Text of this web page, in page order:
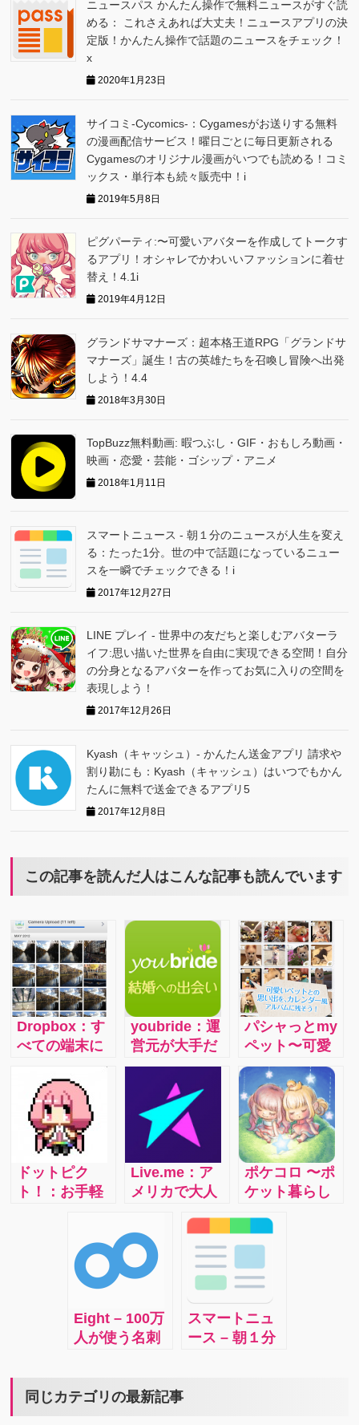
ニュースパス かんたん操作で無料ニュースがすぐ読
める： これさえあれば大丈夫！ニュースアプリの決
定版！かんたん操作で話題のニュースをチェック！
x
2020年1月23日
サイコミ-Cycomics-：Cygamesがお送りする無料
の漫画配信サービス！曜日ごとに毎日更新される
Cygamesのオリジナル漫画がいつでも読める！コミ
ックス・単行本も続々販売中！i
2019年5月8日
ピグパーティ:〜可愛いアバターを作成してトークす
るアプリ！オシャレでかわいいファッションに着せ
替え！4.1i
2019年4月12日
グランドサマナーズ：超本格王道RPG「グランドサ
マナーズ」誕生！古の英雄たちを召喚し冒険へ出発
しよう！4.4
2018年3月30日
TopBuzz無料動画: 暇つぶし・GIF・おもしろ動画・
映画・恋愛・芸能・ゴシップ・アニメ
2018年1月11日
スマートニュース - 朝１分のニュースが人生を変え
る：たった1分。世の中で話題になっているニュー
スを一瞬でチェックできる！i
2017年12月27日
LINE プレイ - 世界中の友だちと楽しむアバターラ
イフ:思い描いた世界を自由に実現できる空間！自分
の分身となるアバターを作ってお気に入りの空間を
表現しよう！
2017年12月26日
Kyash（キャッシュ）- かんたん送金アプリ 請求や
割り勘にも：Kyash（キャッシュ）はいつでもかん
たんに無料で送金できるアプリ5
2017年12月8日
この記事を読んだ人はこんな記事も読んでいます
Dropbox：す
べての端末に
ロードされた
データは自動
的に同期！圧
倒的に使いや
すいのが無料
でも提供され
ているクラウ
youbride：運
営元が大手だ
から安心でき
る、出会え
る。
パシャっとmy
ペット〜可愛
いペットの写
真共有
SNS〜：ペッ
トの可愛さを
自慢したい
方、他の人の
ペットを見て
癒されたい方
にオススメ！
コミュニティ
り、同じ種類
いる方や、犬
の情報などを
ドットピク
ト！：お手軽
Live.me：ア
メリカで大人
信アプリ
「Live.me」
がついに日本
Live.meはま
ったく新しい
ライブ配信が
リです！a
ポケコロ 〜ポ
ケット暮らし
ン〜：あなた
のポケットに
住み着く”コロ
ニアン”の着せ
替えを通じ
て、友達との
ゆるいコミュ
Eight – 100万
人が使う名刺
だけで正確に
スマートニュ
ース – 朝１分
同じカテゴリの最新記事